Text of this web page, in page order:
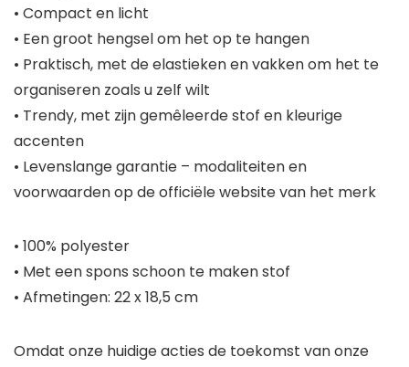
• Compact en licht
• Een groot hengsel om het op te hangen
• Praktisch, met de elastieken en vakken om het te
organiseren zoals u zelf wilt
• Trendy, met zijn gemêleerde stof en kleurige
accenten
• Levenslange garantie – modaliteiten en
voorwaarden op de officiële website van het merk
• 100% polyester
• Met een spons schoon te maken stof
• Afmetingen: 22 x 18,5 cm
Omdat onze huidige acties de toekomst van onze